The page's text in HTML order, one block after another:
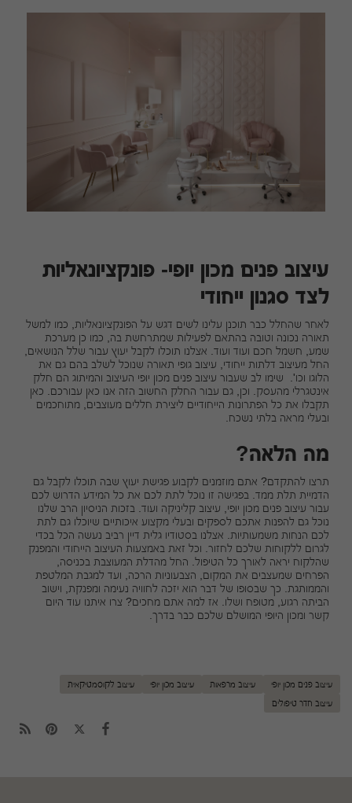
עיצוב פנים מכון יופי- פונקציונאליות
לצד סגנון ייחודי
לאחר שהחלל כבר תוכנן עלינו לשים דגש על הפונקציונאליות, כמו למשל
תאורה נכונה וטובה בהתאם לפעילות שמתרחשת בה, כמו כן מערכת
שמע, חשמל חכם ועוד ועוד. אצלנו תוכלו לקבל יעוץ עבור שלל הנושאים,
החל מעיצוב דלתות ייחודי, עיצוב גופי תאורה שנוכל לשלב בהם גם את
הלוגו וכו'. שימו לב שעבור עיצוב פנים מכון יופי העיצוב והמיתוג הם חלק
אינטגרלי מהעסק. וכן, גם עבור החלק החשוב הזה אנו כאן עבורכם. כאן
תקבלו את כל הפתרונות הייחודיים ליצירת חללים מעוצבים, מתוחכמים
ובעלי מראה בלתי נשכח.
מה הלאה?
תרצו להתקדם? אתם מוזמנים לקבוע פגישת יעוץ שבה תוכלו לקבל גם
הדמיית תלת ממד. בפגישה זו נוכל לתת לכם את כל המידע הדרוש לכם
עבור עיצוב פנים מכון יופי, עיצוב קליניקה ועוד. בזכות הניסיון הרב שלנו
נוכל גם להפנות אתכם לספקים ובעלי מקצוע איכותיים שיוכלו גם לתת
לכם הנחות משמעותיות. אצלנו בסטודיו גלית דיין רביב נעשה הכל בכדי
לגרום ללקוחות שלכם לחזור. וכל זאת באמצעות העיצוב הייחודי והמפנק
שהלקוח יראה לאורך כל הטיפול. החל מהדלת המעוצבת בכניסה,
הפרחים שמעצבים את המקום, הצבעוניות הרכה, ועד למגבת המלטפת
והממותגת. כך שבסופו של דבר הוא יזכה לחוויה נעימה ומפנקת, וישוב
הביתה רגוע, מטופח ושלו. אז למה אתם מחכים? צרו איתנו עוד היום
קשר ומכון היופי המושלם שלכם כבר בדרך.
עיצוב פנים מכון יופי עיצוב מרפאות עיצוב מכון יופי
עיצוב לקוסמטיקאית
עיצוב חדר טיפולים